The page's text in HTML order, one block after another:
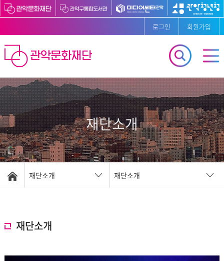
로그인 회원가입
재단소개
재단소개 재단소개
재단소개